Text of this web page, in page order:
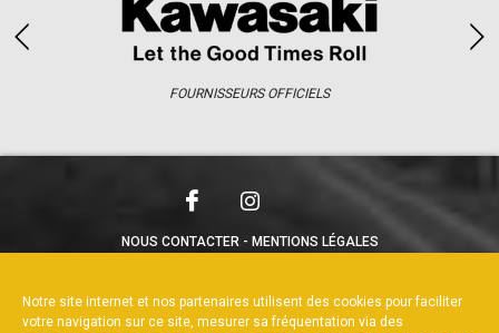
Notre site internet et nos partenaires utilisent des cookies pour faciliter
votre navigation sur ce site, mesurer sa fréquentation via des
accéder à la billetterie
FOURNISSEURS OFFICIELS
NOUS CONTACTER
MENTIONS LÉGALES
RÉALISÉ PAR L’AGENCE WEB A3WEB